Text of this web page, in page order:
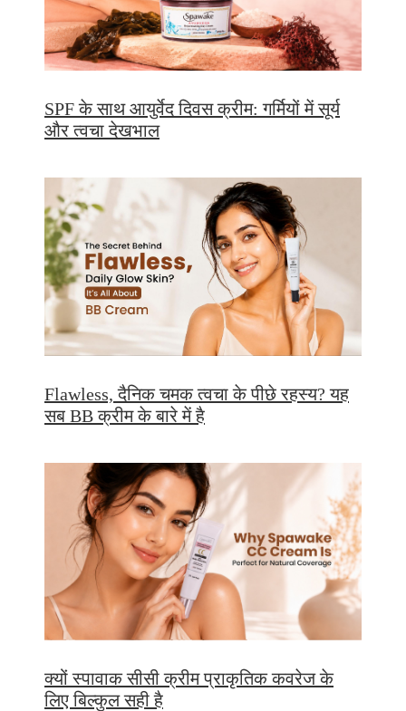
SPF के साथ आयुर्वेद दिवस क्रीम: गर्मियों में सूर्य
और त्वचा देखभाल
Flawless, दैनिक चमक त्वचा के पीछे रहस्य? यह
सब BB क्रीम के बारे में है
क्यों स्पावाक सीसी क्रीम प्राकृतिक कवरेज के
लिए बिल्कुल सही है